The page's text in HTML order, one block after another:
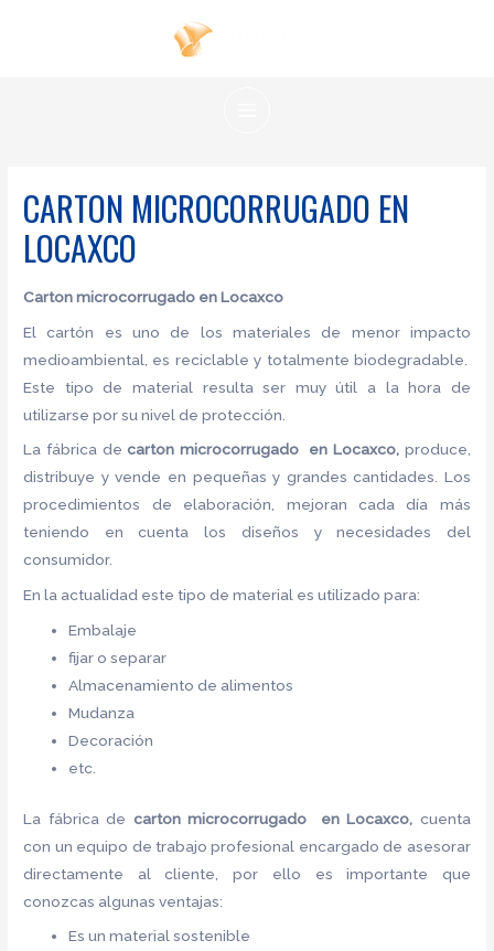
CARTON MICROCORRUGADO EN
LOCAXCO
Carton microcorrugado en Locaxco
El cartón es uno de los materiales de menor impacto
medioambiental, es reciclable y totalmente biodegradable.
Este tipo de material resulta ser muy útil a la hora de
utilizarse por su nivel de protección.
La fábrica decarton microcorrugado en Locaxco, produce,
distribuye y vende en pequeñas y grandes cantidades. Los
procedimientos de elaboración, mejoran cada día más
teniendo en cuenta los diseños y necesidades del
consumidor.
En la actualidad este tipo de material es utilizado para:
Embalaje
fijar o separar
Almacenamiento de alimentos
Mudanza
Decoración
etc.
La fábrica de carton microcorrugado en Locaxco, cuenta
con un equipo de trabajo profesional encargado de asesorar
directamente al cliente, por ello es importante que
conozcas algunas ventajas:
Es un material sostenible